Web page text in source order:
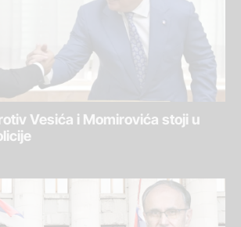
Vesića i Momirovića stoji u